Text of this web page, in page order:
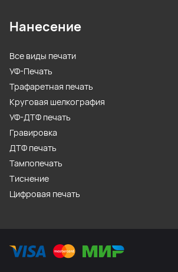
Нанесение
Все виды печати
УФ-Печать
Трафаретная печать
Круговая шелкография
УФ-ДТФ печать
Гравировка
ДТФ печать
Тампопечать
Тиснение
Цифровая печать